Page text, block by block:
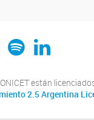
SpotifyLinkedin
están
2.5 Argentina